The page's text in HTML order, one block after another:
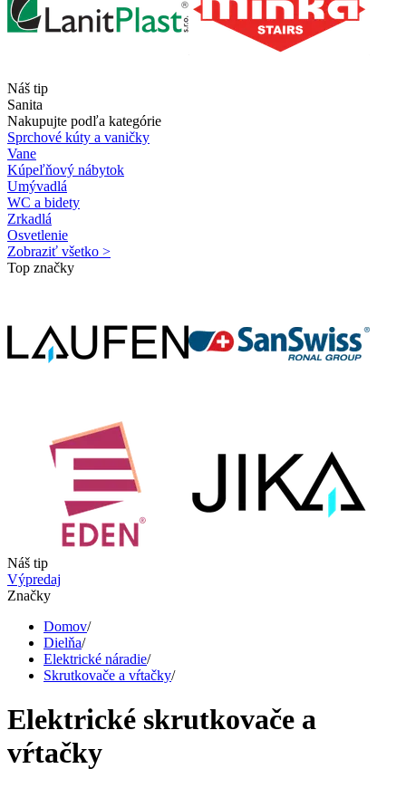
Náš tip
Sanita
Nakupujte podľa kategórie
Sprchové kúty a vaničky
Vane
Kúpeľňový nábytok
Umývadlá
WC a bidety
Zrkadlá
Osvetlenie
Zobraziť všetko >
Top značky
Náš tip
Výpredaj
Značky
Domov/
Dielňa/
Elektrické náradie/
Skrutkovače a vŕtačky/
Elektrické skrutkovače a
vŕtačky